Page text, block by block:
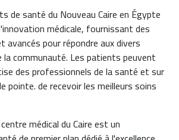
de santé du Nouveau Caire en Égypte
médicale, fournissant des
pour répondre aux divers
communauté. Les patients peuvent
des professionnels de la santé et sur
pointe. de recevoir les meilleurs soins
médical du Caire est un